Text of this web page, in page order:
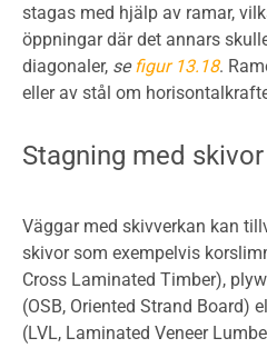
stagas med hjälp av ramar,
öppningar där det annars
diagonaler, sefigur 13.18.
eller av stål om
Stagning med skivor
Väggar med skivverkan kan
skivor som exempelvis
Cross Laminated Timber),
(OSB, Oriented Strand Board)
(LVL, Laminated Veneer